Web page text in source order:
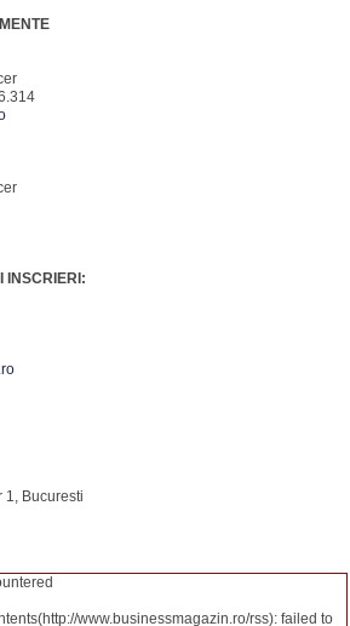
INSCRIERI:
1, Bucuresti
www.businessmagazin.ro/rss): failed to